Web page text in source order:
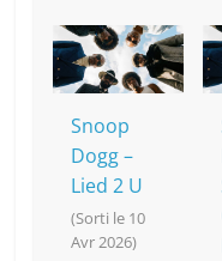
Snoop
Dogg –
Lied 2 U
(Sorti le 10
Avr 2026)